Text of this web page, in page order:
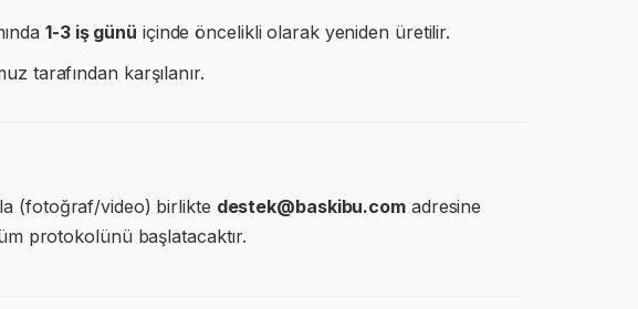
1-3 iş günü içinde öncelikli olarak yeniden üretilir.
tarafından karşılanır.
(fotoğraf/video) birlikte destek@baskibu.comadresine
protokolünü başlatacaktır.